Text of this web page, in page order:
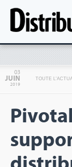
03
JUIN
2019
TOUTE